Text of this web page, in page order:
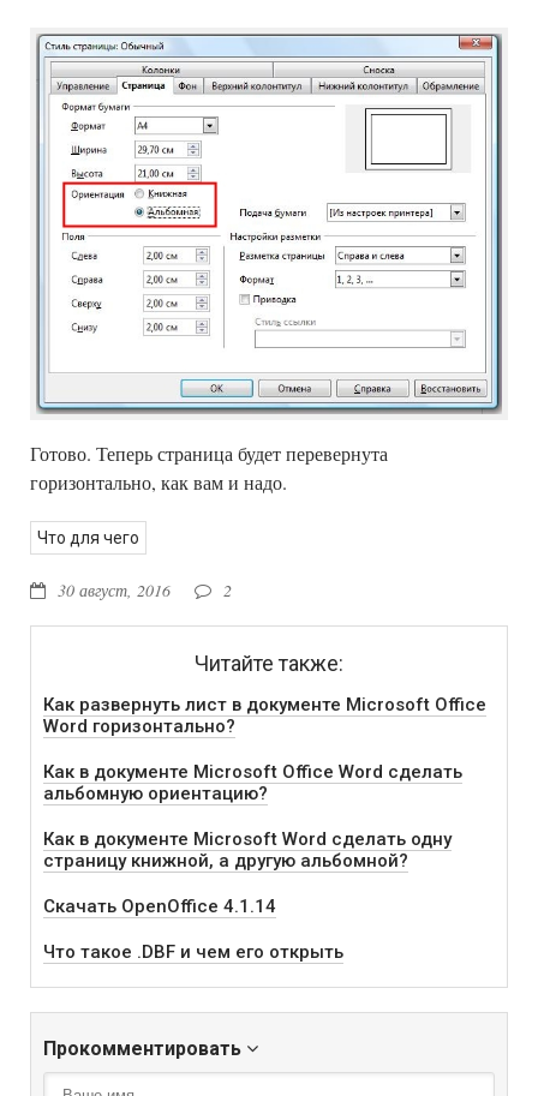
Готово. Теперь страница будет перевернута
горизонтально, как вам и надо.
Что для чего
30 август, 2016 2
Читайте также:
Как развернуть лист в документе Microsoft Office
Word горизонтально?
Как в документе Microsoft Office Word сделать
альбомную ориентацию?
Как в документе Microsoft Word сделать одну
страницу книжной, а другую альбомной?
Скачать OpenOffice 4.1.14
Что такое .DBF и чем его открыть
Прокомментировать